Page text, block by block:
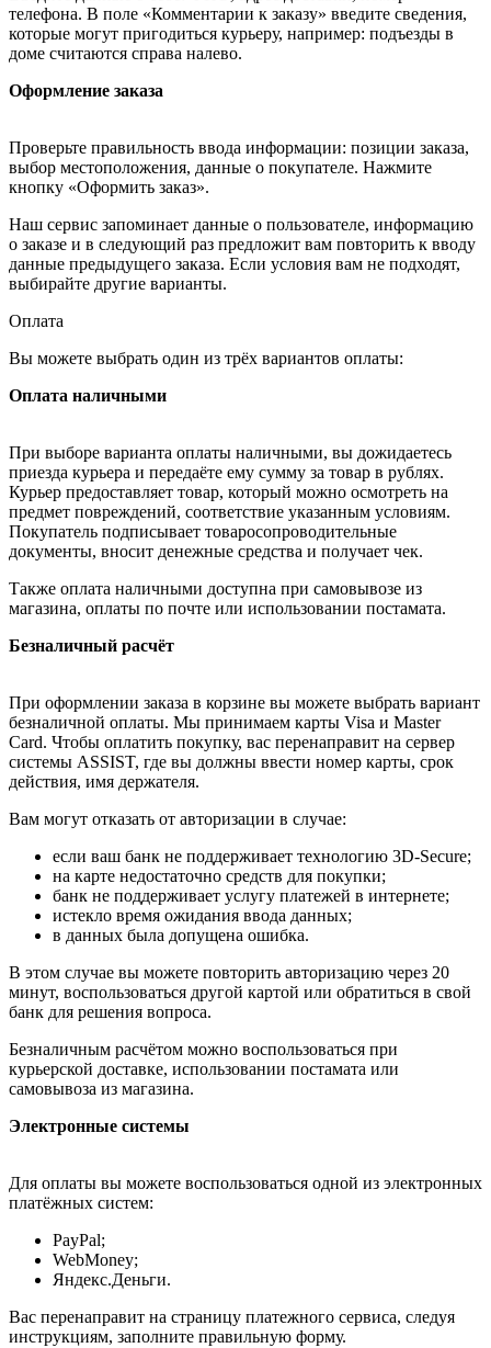
телефона. В поле «Комментарии к заказу» введите сведения,
которые могут пригодиться курьеру, например: подъезды в
доме считаются справа налево.
Оформление заказа
Проверьте правильность ввода информации: позиции заказа,
выбор местоположения, данные о покупателе. Нажмите
кнопку «Оформить заказ».
Наш сервис запоминает данные о пользователе, информацию
о заказе и в следующий раз предложит вам повторить к вводу
данные предыдущего заказа. Если условия вам не подходят,
выбирайте другие варианты.
Оплата
Вы можете выбрать один из трёх вариантов оплаты:
Оплата наличными
При выборе варианта оплаты наличными, вы дожидаетесь
приезда курьера и передаёте ему сумму за товар в рублях.
Курьер предоставляет товар, который можно осмотреть на
предмет повреждений, соответствие указанным условиям.
Покупатель подписывает товаросопроводительные
документы, вносит денежные средства и получает чек.
Также оплата наличными доступна при самовывозе из
магазина, оплаты по почте или использовании постамата.
Безналичный расчёт
При оформлении заказа в корзине вы можете выбрать вариант
безналичной оплаты. Мы принимаем карты Visa и Master
Card. Чтобы оплатить покупку, вас перенаправит на сервер
системы ASSIST, где вы должны ввести номер карты, срок
действия, имя держателя.
Вам могут отказать от авторизации в случае:
если ваш банк не поддерживает технологию 3D-Secure;
на карте недостаточно средств для покупки;
банк не поддерживает услугу платежей в интернете;
истекло время ожидания ввода данных;
в данных была допущена ошибка.
В этом случае вы можете повторить авторизацию через 20
минут, воспользоваться другой картой или обратиться в свой
банк для решения вопроса.
Безналичным расчётом можно воспользоваться при
курьерской доставке, использовании постамата или
самовывоза из магазина.
Электронные системы
Для оплаты вы можете воспользоваться одной из электронных
платёжных систем:
PayPal;
WebMoney;
Яндекс.Деньги.
Вас перенаправит на страницу платежного сервиса, следуя
инструкциям, заполните правильную форму.